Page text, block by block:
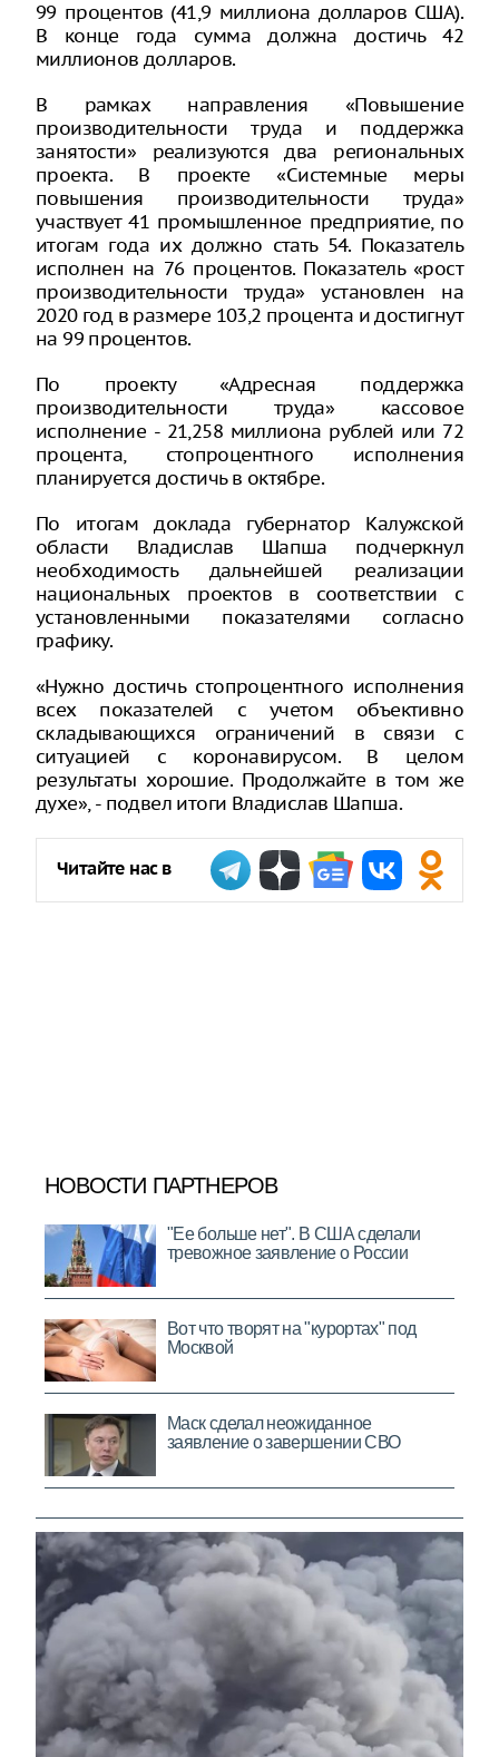
99 процентов (41,9 миллиона долларов США).
В конце года сумма должна достичь 42
миллионов долларов.
В рамках направления «Повышение
производительности труда и поддержка
занятости» реализуются два региональных
проекта. В проекте «Системные меры
повышения производительности труда»
участвует 41 промышленное предприятие, по
итогам года их должно стать 54. Показатель
исполнен на 76 процентов. Показатель «рост
производительности труда» установлен на
2020 год в размере 103,2 процента и достигнут
на 99 процентов.
По проекту «Адресная поддержка
производительности труда» кассовое
исполнение - 21,258 миллиона рублей или 72
процента, стопроцентного исполнения
планируется достичь в октябре.
По итогам доклада губернатор Калужской
области Владислав Шапша подчеркнул
необходимость дальнейшей реализации
национальных проектов в соответствии с
установленными показателями согласно
графику.
«Нужно достичь стопроцентного исполнения
всех показателей с учетом объективно
складывающихся ограничений в связи с
ситуацией с коронавирусом. В целом
результаты хорошие. Продолжайте в том же
духе», - подвел итоги Владислав Шапша.
Читайте нас в